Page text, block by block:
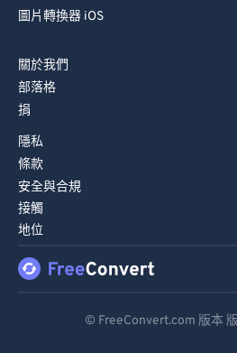
圖片轉換器 iOS
關於我們
部落格
捐
隱私
條款
安全與合規
接觸
地位
© FreeConvert.com 版本